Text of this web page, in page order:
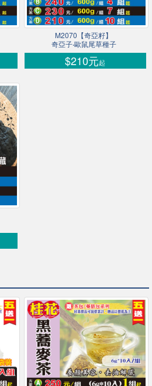
M2070【奇亞籽】
奇亞子‧歐鼠尾草種子
$210元起